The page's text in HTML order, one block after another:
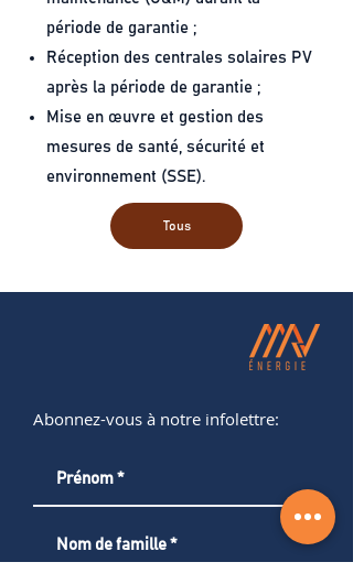
période de garantie ;
Réception des centrales solaires PV
après la période de garantie ;
Mise en œuvre et gestion des
mesures de santé, sécurité et
environnement (SSE).
Tous
Abonnez-vous à notre infolettre: